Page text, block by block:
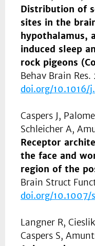
Distribution of
sites in the
hypothalamus,
induced sleep
rock pigeons
Behav Brain
doi.org/10.1016/
Caspers J,
Schleicher A,
Receptor
the face and
region of the
Brain Struct
doi.org/
Langner R,
Caspers S,